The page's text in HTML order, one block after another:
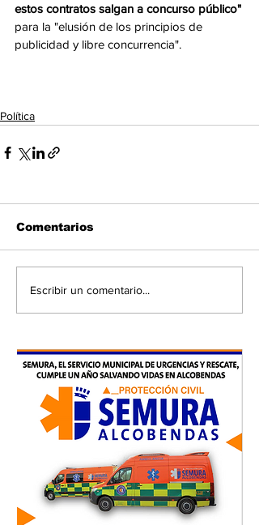
estos contratos salgan a concurso público"
para la "elusión de los principios de
publicidad y libre concurrencia".
Política
Comentarios
Escribir un comentario...